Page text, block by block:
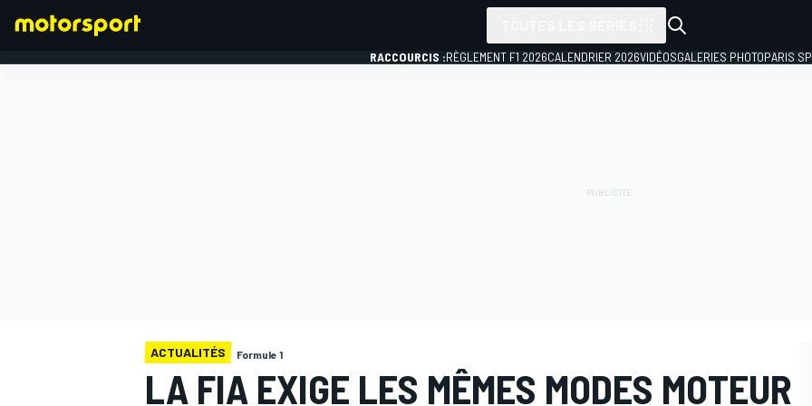
RACCOURCIS :RÈGLEMENT F1 2026CALENDRIER 2026VIDÉOSGALERIES PHOTOPARIS
ACTUALITÉS Formule 1
LA FIA EXIGE LES MÊMES MODES MOTEUR